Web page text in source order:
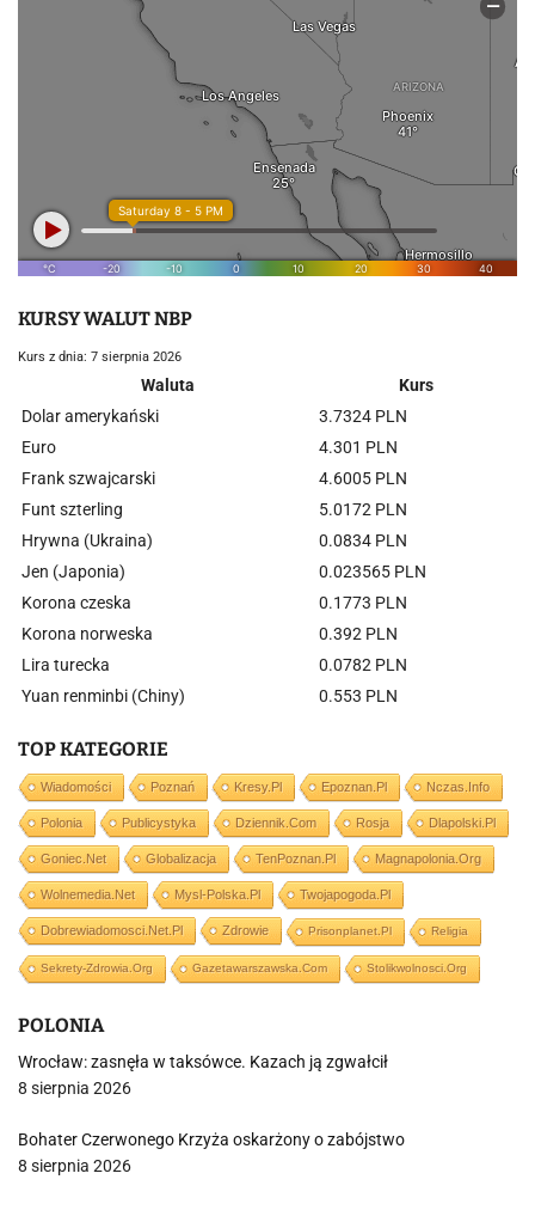
KURSY WALUT NBP
Kurs z dnia: 7 sierpnia 2026
Waluta
Kurs
Dolar amerykański
3.7324 PLN
Euro
4.301 PLN
Frank szwajcarski
4.6005 PLN
Funt szterling
5.0172 PLN
Hrywna (Ukraina)
0.0834 PLN
Jen (Japonia)
0.023565 PLN
Korona czeska
0.1773 PLN
Korona norweska
0.392 PLN
Lira turecka
0.0782 PLN
Yuan renminbi (Chiny)
0.553 PLN
TOP KATEGORIE
Wiadomości Poznań Kresy.pl Epoznan.pl Nczas.info
Polonia Publicystyka Dziennik.com Rosja Dlapolski.pl
Goniec.net Globalizacja TenPoznan.pl Magnapolonia.org
Wolnemedia.net Mysl-Polska.pl Twojapogoda.pl
Dobrewiadomosci.net.pl Zdrowie Prisonplanet.pl Religia
Sekrety-Zdrowia.org Gazetawarszawska.com Stolikwolnosci.org
POLONIA
Wrocław: zasnęła w taksówce. Kazach ją zgwałcił
8 sierpnia 2026
Bohater Czerwonego Krzyża oskarżony o zabójstwo
8 sierpnia 2026